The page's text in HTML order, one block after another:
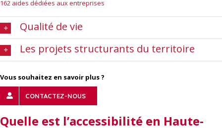
162 aides dédiées aux entreprises
Qualité de vie
Les projets structurants du territoire
Vous souhaitez en savoir plus ?
CONTACTEZ-NOUS
Quelle est l’accessibilité en Haute-